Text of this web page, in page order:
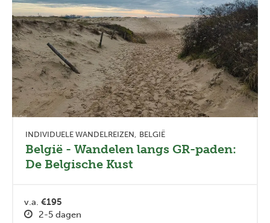
INDIVIDUELE WANDELREIZEN BELGIË
België - Wandelen langs GR-paden:
De Belgische Kust
v.a. €195
2-5 dagen